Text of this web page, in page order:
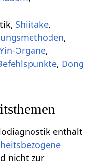
Shiitake,
,
Yin-Organe,
, Dong
enthält
nicht zur